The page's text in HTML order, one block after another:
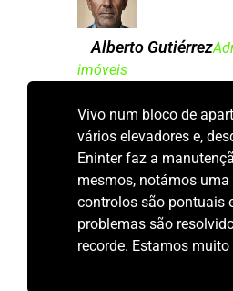
Alberto Gutiérrez
imóveis
Vivo num bloco de
vários elevadores e,
Eninter faz a
mesmos, notámos uma
controlos são pontuais
problemas são
recorde. Estamos muito